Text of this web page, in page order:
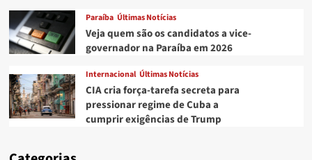
Paraíba Últimas Notícias
Veja quem são os candidatos a vice-
governador na Paraíba em 2026
Internacional Últimas Notícias
CIA cria força-tarefa secreta para
pressionar regime de Cuba a
cumprir exigências de Trump